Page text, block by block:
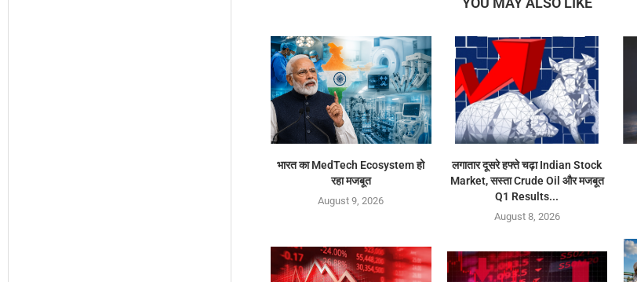
भारत का MedTech Ecosystem हो
रहा मजबूत
August 9, 2026
लगातार दूसरे हफ्ते चढ़ा Indian Stock
Market, सस्ता Crude Oil और मजबूत
Q1 Results...
August 8, 2026